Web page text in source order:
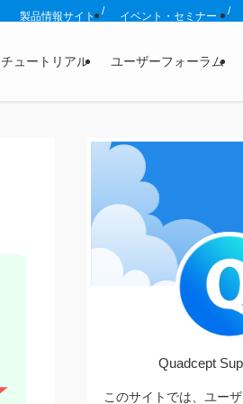
チュートリアル ユーザーフォーラム
製品情報サイト イベント・セミナー
Quadcept
このサイトでは、ユー